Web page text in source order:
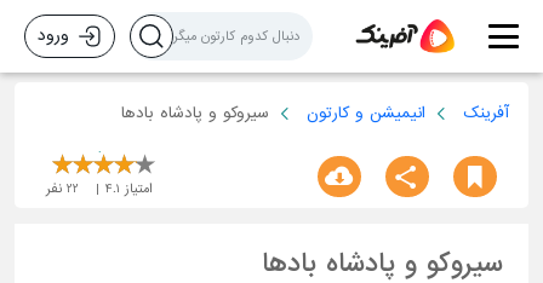
ورود
آفرینک انیمیشن و کارتون سیروکو و پادشاه بادها
امتیاز 4.1
22 نفر
سیروکو و پادشاه بادها